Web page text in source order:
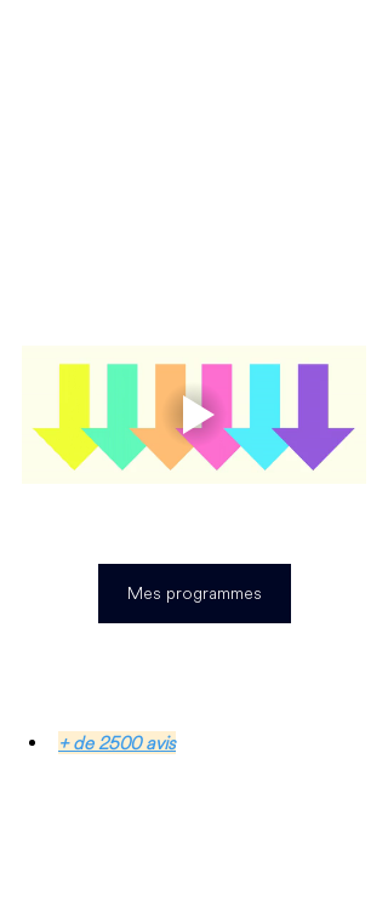
Mes programmes
+ de 2500 avis